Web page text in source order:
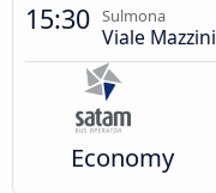
15:30 Sulmona
Viale Mazzini
Economy